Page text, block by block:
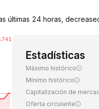
últimas 24 horas,
Estadísticas
Máximo histórico
Mínimo histórico
Capitalización de
Oferta circulante